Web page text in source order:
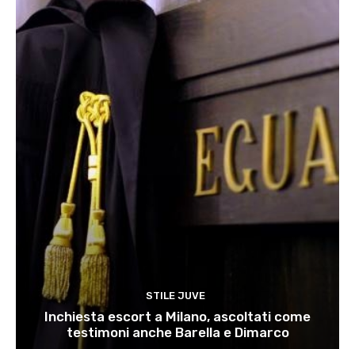
STILE JUVE
Inchiesta escort a Milano, ascoltati come
testimoni anche Barella e Dimarco